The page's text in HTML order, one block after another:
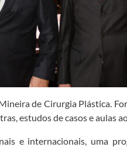
de Cirurgia Plástica.
estudos de casos e aulas
e internacionais, uma